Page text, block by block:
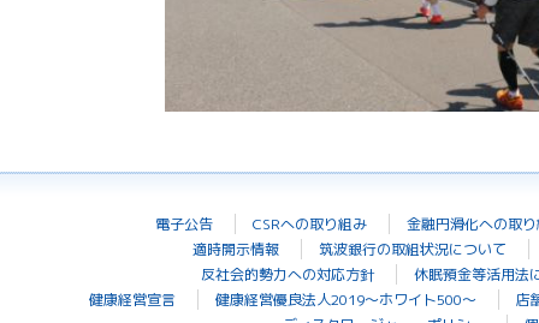
電子公告 CSRへの取り組み
金融円滑化への取
適時開示情報
筑波銀行の取組状況について
反社会的勢力への対応方針
休眠預金等活用法
健康経営宣言
健康経営優良法人2019～ホワイト500～
店